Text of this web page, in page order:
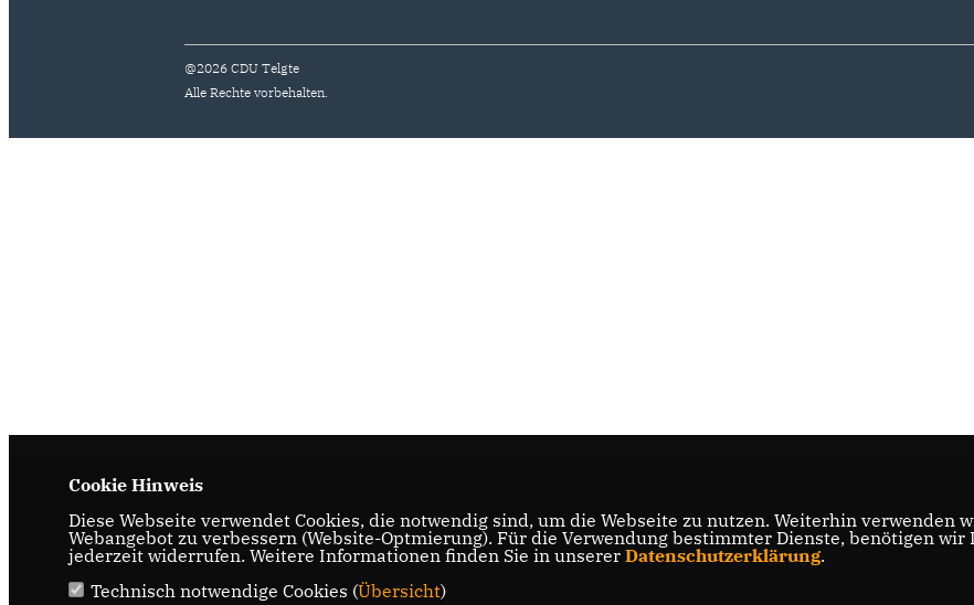
@2026 CDU Telgte
Alle Rechte vorbehalten.
Cookie Hinweis
Diese Webseite verwendet Cookies, die notwendig sind, um die Webseite zu nutzen. Weiterhin
Webangebot zu verbessern (Website-Optmierung). Für die Verwendung bestimmter Dienste, benötigen
jederzeit widerrufen. Weitere Informationen finden Sie in unserer Datenschutzerklärung.
Technisch notwendige Cookies (Übersicht)